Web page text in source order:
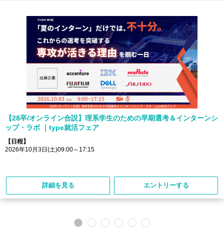
【28卒/オンライン合説】理系学生のための早期選考＆インターンシ
ップ・ラボ ｜type就活フェア
【日程】
2026年10月3日(土)09:00～17:15
詳細を見る エントリーする